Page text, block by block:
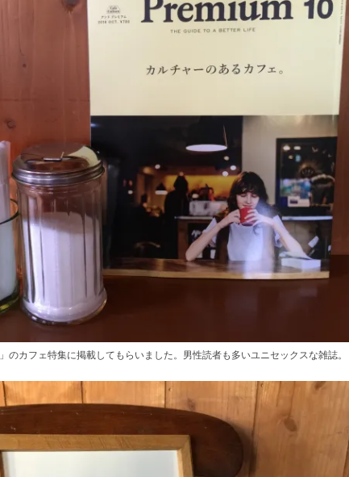
のカフェ特集に掲載してもらいました。男性読者も多いユニセックスな雑誌。